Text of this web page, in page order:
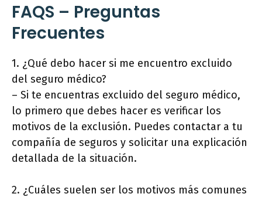
FAQS – Preguntas
Frecuentes
1. ¿Qué debo hacer si me encuentro excluido
del seguro médico?
– Si te encuentras excluido del seguro médico,
lo primero que debes hacer es verificar los
motivos de la exclusión. Puedes contactar a tu
compañía de seguros y solicitar una explicación
detallada de la situación.
2. ¿Cuáles suelen ser los motivos más comunes